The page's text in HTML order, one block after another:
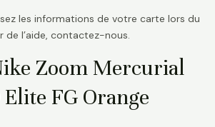
les informations de votre carte lors du
de l’aide, contactez-nous.
Zoom Mercurial
FG Orange